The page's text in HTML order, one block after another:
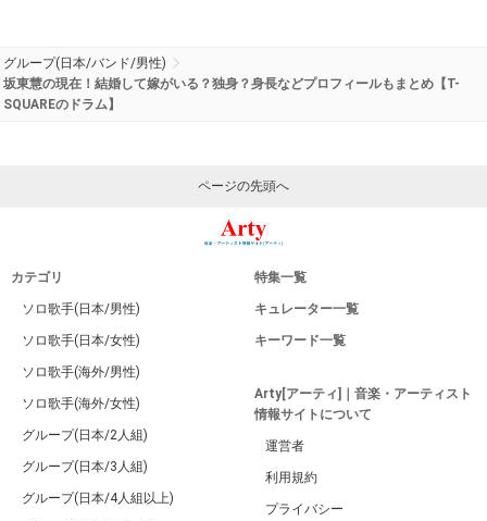
グループ(日本/バンド/男性)
坂東慧の現在！結婚して嫁がいる？独身？身長などプロフィールもまとめ【T-
SQUAREのドラム】
ページの先頭へ
カテゴリ
ソロ歌手(日本/男性)
ソロ歌手(日本/女性)
ソロ歌手(海外/男性)
ソロ歌手(海外/女性)
グループ(日本/2人組)
グループ(日本/3人組)
グループ(日本/4人組以上)
特集一覧
キュレーター一覧
キーワード一覧
Arty[アーティ]｜音楽・アーティスト
情報サイトについて
運営者
利用規約
プライバシー